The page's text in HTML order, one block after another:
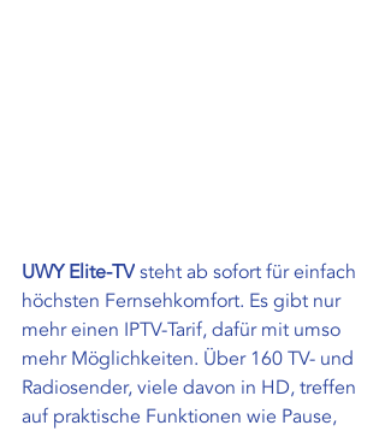
UWY Elite-TV steht ab sofort für einfach
höchsten Fernsehkomfort. Es gibt nur
mehr einen IPTV-Tarif, dafür mit umso
mehr Möglichkeiten. Über 160 TV- und
Radiosender, viele davon in HD, treffen
auf praktische Funktionen wie Pause,